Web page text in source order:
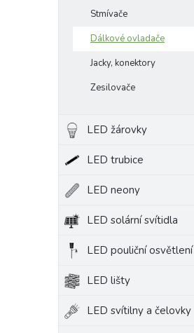
Stmívače
Dálkové ovladače
Jacky, konektory
Zesilovače
LED žárovky
LED trubice
LED neony
LED solární svítidla
LED pouliční osvětlení
LED lišty
LED svítilny a čelovky